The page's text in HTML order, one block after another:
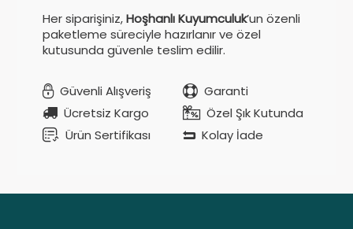
Her siparişiniz,Hoşhanlı Kuyumculuk’un özenli
paketleme süreciyle hazırlanır ve özel
kutusunda güvenle teslim edilir.
Güvenli Alışveriş
Garanti
Ücretsiz Kargo
Özel Şık Kutunda
Ürün Sertifikası
Kolay İade